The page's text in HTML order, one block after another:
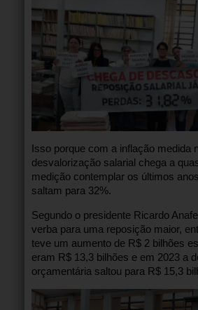
Isso porque com a inflação medida
desvalorização salarial chega a
medição contemplar os últimos
saltam para 32%.
Segundo o presidente Ricardo
verba para uma reposição maior,
teve um aumento de R$ 2 bilhões
eram R$ 13,3 bilhões e em 2023 a
orçamentária saltou para R$ 15,3